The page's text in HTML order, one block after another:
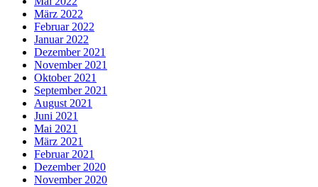
März 2022
Februar 2022
Januar 2022
Dezember 2021
November 2021
Oktober 2021
September 2021
August 2021
Juni 2021
Mai 2021
März 2021
Februar 2021
Dezember 2020
November 2020